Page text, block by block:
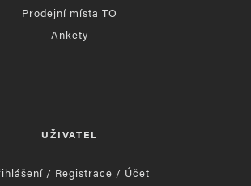
Prodejní místa TO
Ankety
UŽIVATEL
/ Registrace / Účet